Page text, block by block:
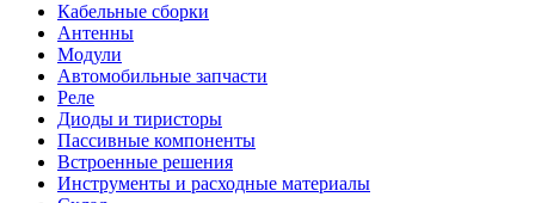
Кабельные сборки
Антенны
Модули
Автомобильные запчасти
Реле
Диоды и тиристоры
Пассивные компоненты
Встроенные решения
Инструменты и расходные материалы